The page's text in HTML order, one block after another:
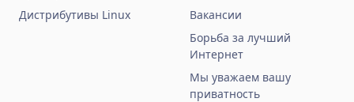
Дистрибутивы Linux
Вакансии
Борьба за лучший
Интернет
Мы уважаем вашу
приватность